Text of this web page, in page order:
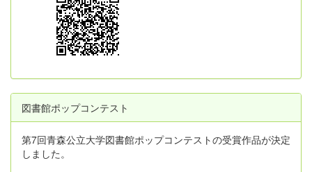
図書館ポップコンテスト
第7回青森公立大学図書館ポップコンテストの受賞作品が決定
しました。